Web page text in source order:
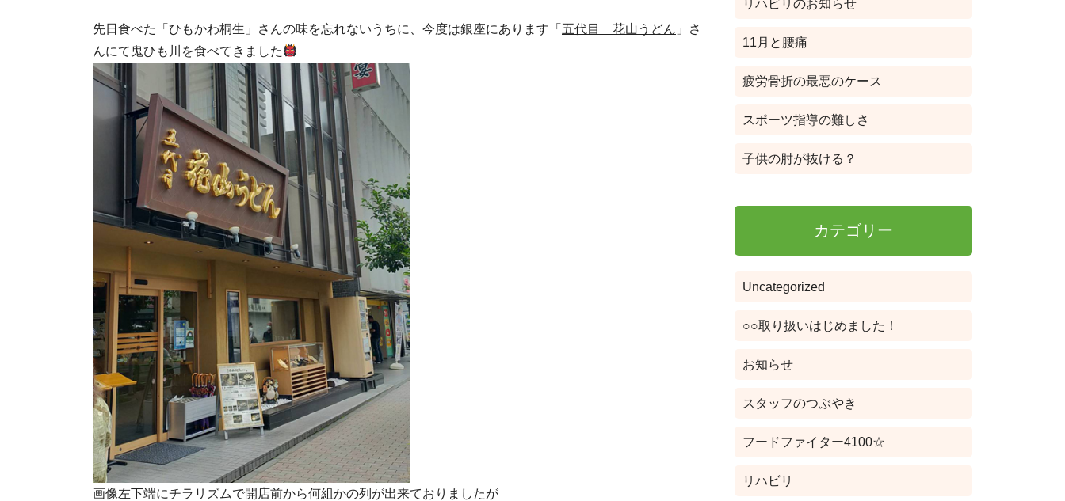
先日食べた「ひもかわ桐生」さんの味を忘れないうちに、今度は銀座にあります「 五代目 花山うどん 」さ
んにて鬼ひも川を食べてきました
画像左下端にチラリズムで開店前から何組かの列が出来ておりましたが
リハビリのお知らせ
11月と腰痛
疲労骨折の最悪のケース
スポーツ指導の難しさ
子供の肘が抜ける？
カテゴリー
Uncategorized
○○取り扱いはじめました！
お知らせ
スタッフのつぶやき
フードファイター4100☆
リハビリ